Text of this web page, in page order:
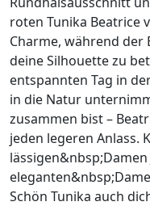
roten Tunika Beatrice
Charme, während
deine Silhouette zu
entspannten Tag in
in die Natur
zusammen bist –
jeden legeren Anlass.
Schön Tunika auch